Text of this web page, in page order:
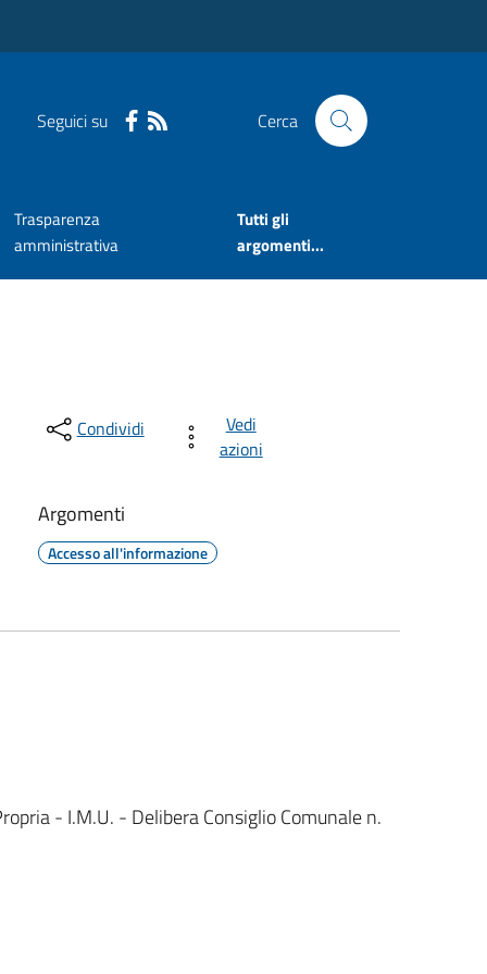
Seguici su Cerca
Trasparenza
amministrativa
Tutti gli
argomenti...
Condividi
Vedi
azioni
Argomenti
Accesso all'informazione
- I.M.U. - Delibera Consiglio Comunale n.